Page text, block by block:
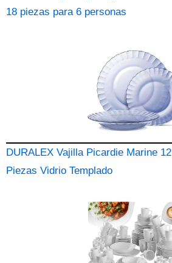
18 piezas para 6 personas
DURALEX Vajilla Picardie Marine 12
Piezas Vidrio Templado